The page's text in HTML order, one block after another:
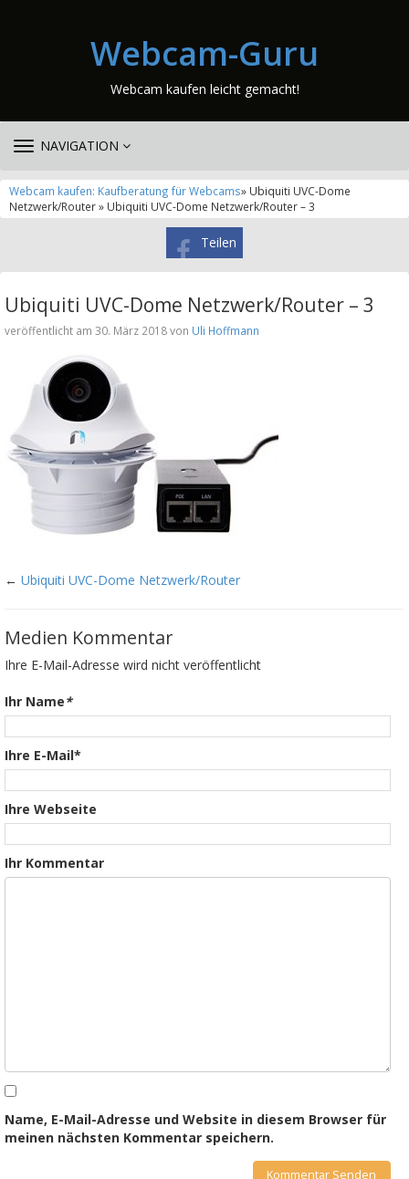
Webcam-Guru
Webcam kaufen leicht gemacht!
TOGGLE
NAVIGATION
Webcam kaufen: Kaufberatung für Webcams» Ubiquiti UVC-Dome
Netzwerk/Router » Ubiquiti UVC-Dome Netzwerk/Router – 3
Teilen
Ubiquiti UVC-Dome Netzwerk/Router – 3
veröffentlicht am 30. März 2018 von Uli Hoffmann
← Ubiquiti UVC-Dome Netzwerk/Router
Medien Kommentar
Ihre E-Mail-Adresse wird nicht veröffentlicht
Ihr Name*
Ihre E-Mail*
Ihre Webseite
Ihr Kommentar
Name, E-Mail-Adresse und Website in diesem Browser für
meinen nächsten Kommentar speichern.